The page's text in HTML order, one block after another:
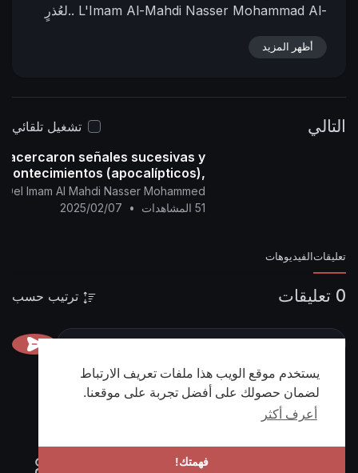
يستخدم موقع الويب هذا ملفات تعريف الارتباط
لضمان حصولك على أفضل تجربة على موقعنا.
أعرف أكثر
فهمتك!
لعُذرٍ.. L'Imam Al-Mahdi Nasser Mohammad Al-
https://nasser-
أظهر المزيد
التالي
تشغيل تلقائي
acercaron señales sucesivas y
(apocalípticos),
fatwa para los preguntadores.
Del Imam Al Mahdi Nasser Mohammed
51 المشاهدات
•
2025/02/07
تعليقات الفيديوهات
0 تعليقات ترتيب حسب